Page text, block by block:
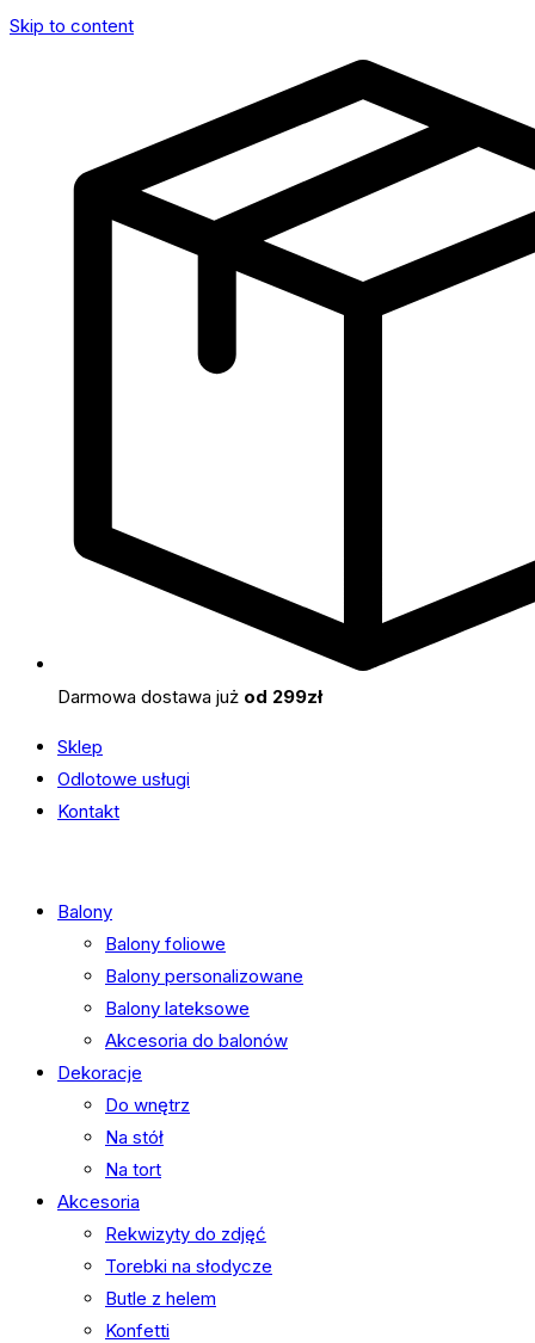
Skip to content
Darmowa dostawa już od 299zł
Sklep
Odlotowe usługi
Kontakt
Balony
Balony foliowe
Balony personalizowane
Balony lateksowe
Akcesoria do balonów
Dekoracje
Do wnętrz
Na stół
Na tort
Akcesoria
Rekwizyty do zdjęć
Torebki na słodycze
Butle z helem
Konfetti